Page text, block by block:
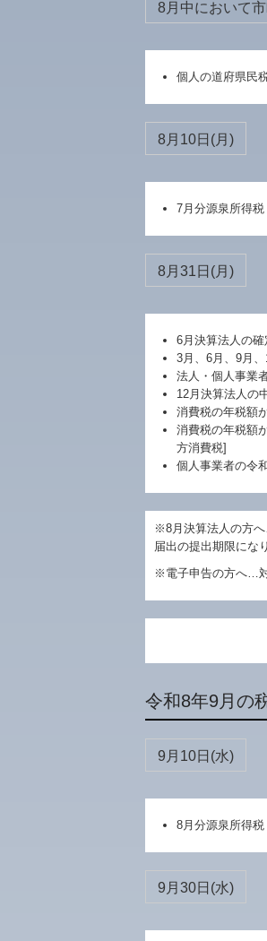
8月中において
個人の道府県民
8月10日(月)
7月分源泉所得
8月31日(月)
6月決算法人の
3月、6月、9月
法人・個人事業
12月決算法人の
消費税の年税額
消費税の年税額
方消費税]
個人事業者の令
※8月決算法人の方
届出の提出期限にな
※電子申告の方へ…
令和8年9月の
9月10日(水)
8月分源泉所得
9月30日(水)